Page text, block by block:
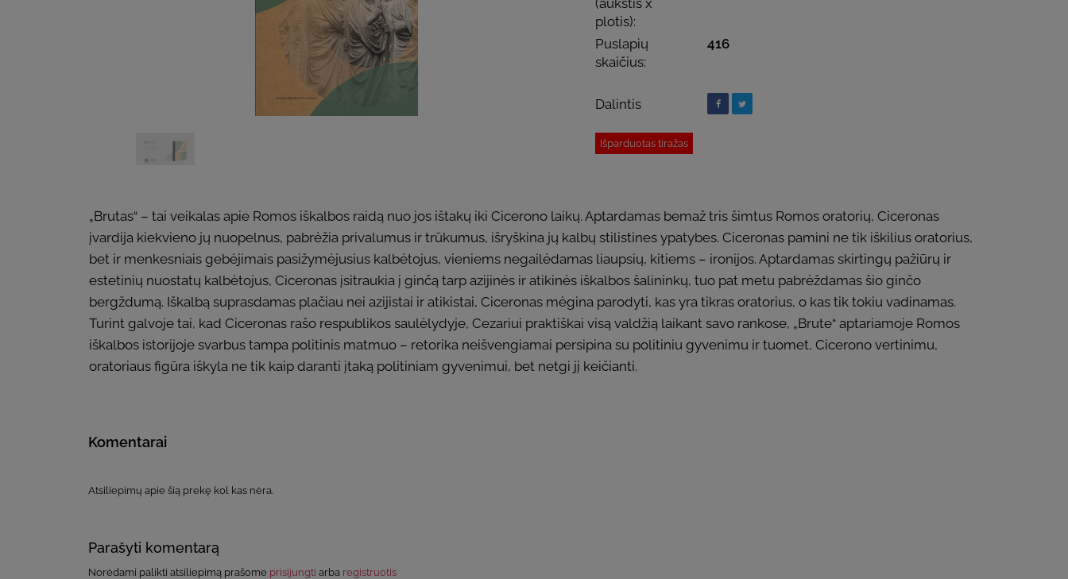
(aukštis x
plotis):
Puslapių
skaičius:
416
Dalintis
Išparduotas tiražas
„Brutas“ – tai veikalas apie Romos iškalbos raidą nuo jos ištakų iki Cicerono laikų. Aptardamas bemaž tris šimtus Romos oratorių, Ciceronas
įvardija kiekvieno jų nuopelnus, pabrėžia privalumus ir trūkumus, išryškina jų kalbų stilistines ypatybes. Ciceronas pamini ne tik iškilius oratorius,
bet ir menkesniais gebėjimais pasižymėjusius kalbėtojus, vieniems negailėdamas liaupsių, kitiems – ironijos. Aptardamas skirtingų pažiūrų ir
estetinių nuostatų kalbėtojus, Ciceronas įsitraukia į ginčą tarp azijinės ir atikinės iškalbos šalininkų, tuo pat metu pabrėždamas šio ginčo
bergždumą. Iškalbą suprasdamas plačiau nei azijistai ir atikistai, Ciceronas mėgina parodyti, kas yra tikras oratorius, o kas tik tokiu vadinamas.
Turint galvoje tai, kad Ciceronas rašo respublikos saulėlydyje, Cezariui praktiškai visą valdžią laikant savo rankose, „Brute“ aptariamoje Romos
iškalbos istorijoje svarbus tampa politinis matmuo – retorika neišvengiamai persipina su politiniu gyvenimu ir tuomet, Cicerono vertinimu,
oratoriaus figūra iškyla ne tik kaip daranti įtaką politiniam gyvenimui, bet netgi jį keičianti.
Komentarai
Atsiliepimų apie šią prekę kol kas nėra.
Parašyti komentarą
Norėdami palikti atsiliepimą prašome prisijungti arba registruotis